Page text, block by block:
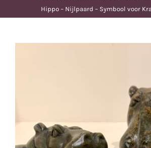
Hippo – Nijlpaard – Symbool voor